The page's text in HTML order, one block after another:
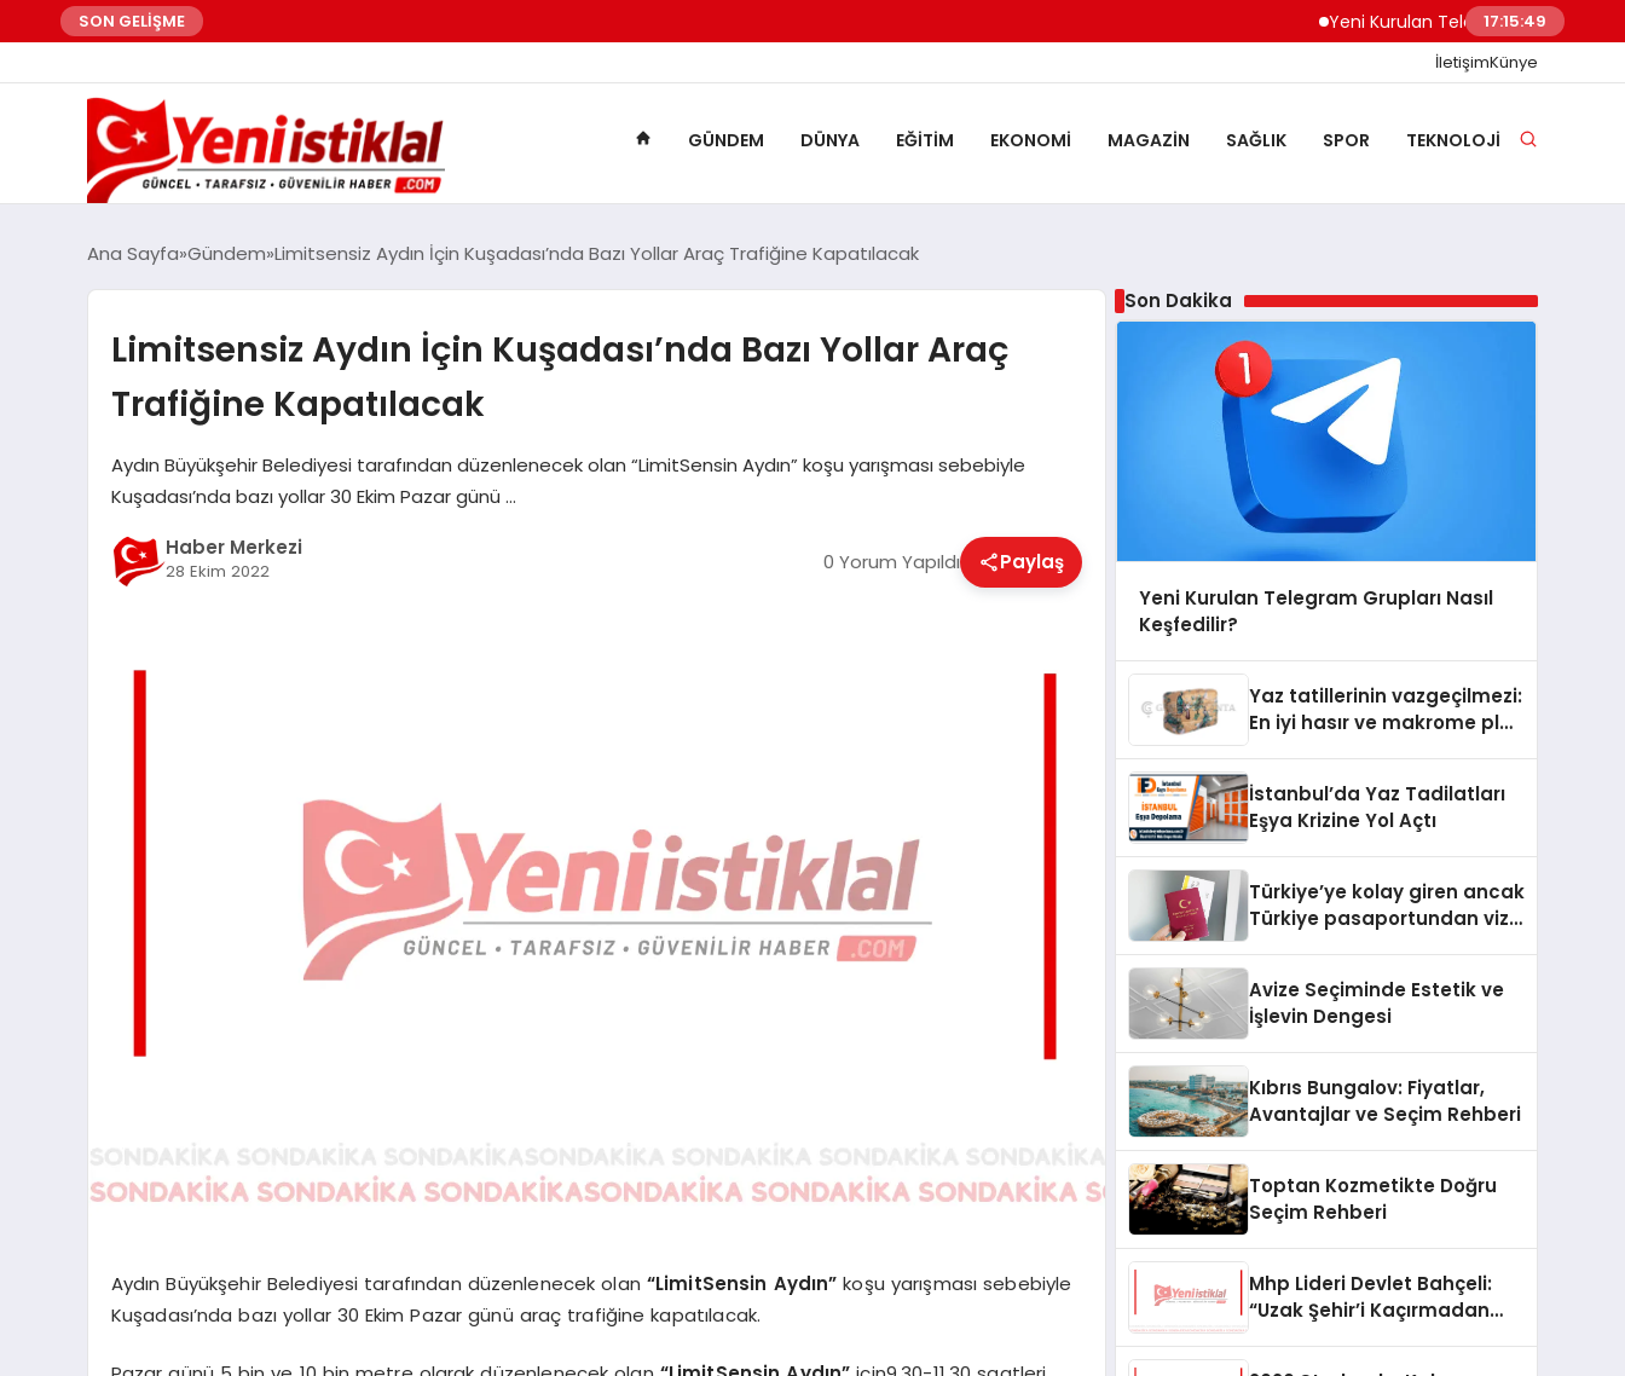
SON GELİŞME Yeni Kurulan Telegram Grupları Nasıl
17:15:50
İletişimKünye
GÜNDEM DÜNYA EĞITIM EKONOMI MAGAZIN SAĞLIK SPOR TEKNOLOJI
Ana Sayfa Gündem Limitsensiz Aydın İçin Kuşadası’nda Bazı Yollar Araç Trafiğine Kapatılacak
Limitsensiz Aydın İçin Kuşadası’nda Bazı Yollar Araç
Trafiğine Kapatılacak
Aydın Büyükşehir Belediyesi tarafından düzenlenecek olan “LimitSensin Aydın” koşu yarışması sebebiyle
Kuşadası’nda bazı yollar 30 Ekim Pazar günü …
Haber Merkezi
28 Ekim 2022 0 Yorum Yapıldı Paylaş
Aydın Büyükşehir Belediyesi tarafından düzenlenecek olan “LimitSensin Aydın” koşu yarışması sebebiyle
Kuşadası’nda bazı yollar 30 Ekim Pazar günü araç trafiğine kapatılacak.
Son Dakika
Yeni Kurulan Telegram Grupları Nasıl
Keşfedilir?
Yaz tatillerinin vazgeçilmezi:
En iyi hasır ve makrome plaj
İstanbul’da Yaz Tadilatları
Eşya Krizine Yol Açtı
Türkiye’ye kolay giren ancak
Türkiye pasaportundan vize
Avize Seçiminde Estetik ve
İşlevin Dengesi
Kıbrıs Bungalov: Fiyatlar,
Avantajlar ve Seçim Rehberi
Toptan Kozmetikte Doğru
Seçim Rehberi
Mhp Lideri Devlet Bahçeli:
“Uzak Şehir’i Kaçırmadan